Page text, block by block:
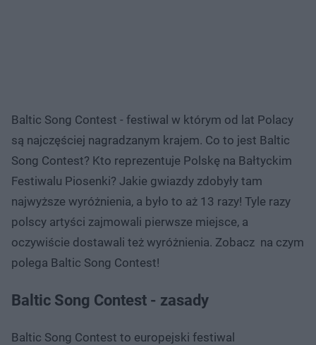
Baltic Song Contest - festiwal w którym od lat Polacy
są najczęściej nagradzanym krajem. Co to jest Baltic
Song Contest? Kto reprezentuje Polskę na Bałtyckim
Festiwalu Piosenki? Jakie gwiazdy zdobyły tam
najwyższe wyróżnienia, a było to aż 13 razy! Tyle razy
polscy artyści zajmowali pierwsze miejsce, a
oczywiście dostawali też wyróżnienia. Zobacz na czym
polega Baltic Song Contest!
Baltic Song Contest - zasady
Baltic Song Contest to europejski festiwal